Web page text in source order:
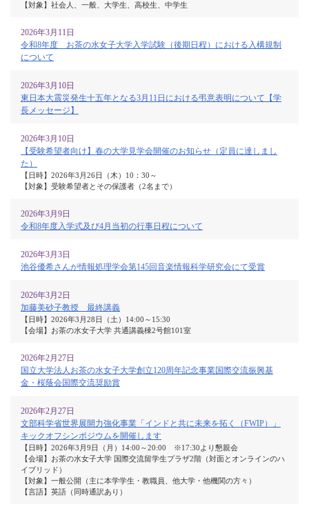
【対象】社会人、一般、大学生、高校生、中学生
2026年3月11日
令和8年度 お茶の水女子大学入学試験（後期日程）における入構規制
について
2026年3月10日
東日本大震災発生十五年となる3月11日における弔意表明について【学
長メッセージ】
2026年3月10日
【受験希望者向け】春の大学見学会開催のお知らせ（定員に達しまし
た）
【日時】2026年3月26日（木）10：30～
【対象】受験希望者とその保護者（2名まで）
2026年3月9日
令和8年度入学式及び4月当初の行事日程について
2026年3月3日
池谷優希さんが情報処理学会第145回音楽情報科学研究会にて受賞
2026年3月2日
加藤美砂子教授 最終講義
【日時】2026年3月28日（土）14:00～15:30
【会場】お茶の水女子大学 共通講義棟2号館101室
2026年2月27日
国立大学法人お茶の水女子大学創立120周年記念事業国際交流振興基
金・桜蔭会国際交流奨励賞
2026年2月27日
文部科学省世界展開力強化事業「インドと共に未来を拓く（FWIP）」
キックオフシンポジウムを開催します
【日時】2026年3月9日（月）14:00～20:00 ※17:30より懇親会
【会場】お茶の水女子大学 国際交流留学生プラザ2階（対面とオンラインのハ
イブリッド）
【対象】一般公開（主に本学学生・教職員、他大学・他機関の方々）
【言語】英語（同時通訳あり）